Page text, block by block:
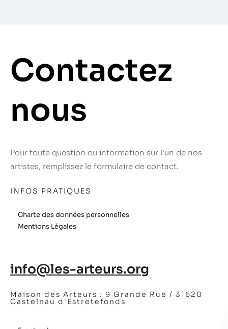
Contactez
nous
Pour toute question ou information sur l'un de nos
artistes, remplissez le formulaire de contact.
INFOS PRATIQUES
Charte des données personnelles
Mentions Légales
info@les-arteurs.org
Maison des Arteurs : 9 Grande Rue / 31620
Castelnau d'Estretefonds